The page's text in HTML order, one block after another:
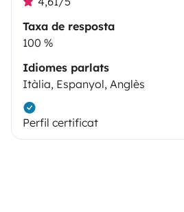
Taxa de resposta
100 %
Idiomes parlats
Itàlia, Espanyol, Anglès
Perfil certificat